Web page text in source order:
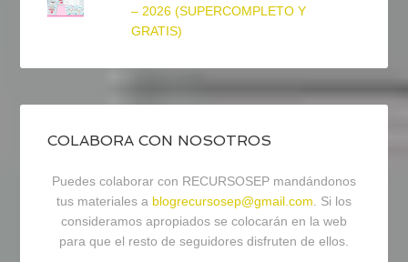
– 2026 (SUPERCOMPLETO Y
GRATIS)
COLABORA CON NOSOTROS
Puedes colaborar con RECURSOSEP mandándonos
tus materiales a blogrecursosep@gmail.com. Si los
consideramos apropiados se colocarán en la web
para que el resto de seguidores disfruten de ellos.